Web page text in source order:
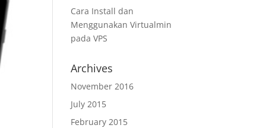
Cara Install dan
Menggunakan Virtualmin
pada VPS
Archives
November 2016
July 2015
February 2015